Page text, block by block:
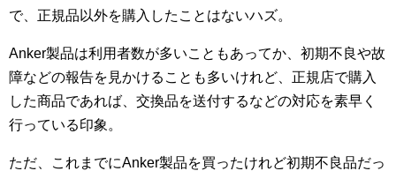
で、正規品以外を購入したことはないハズ。
Anker製品は利用者数が多いこともあってか、初期不良や故
障などの報告を見かけることも多いけれど、正規店で購入
した商品であれば、交換品を送付するなどの対応を素早く
行っている印象。
ただ、これまでにAnker製品を買ったけれど初期不良品だっ